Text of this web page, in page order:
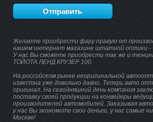
Желаете приобрести фару правую от
нашем интернет магазине штатной оптики -
У нас Вы сможете приобрести так же и
ТОЙОТА ЛЕНД КРУЗЕР 100.
На российском рынке неоригинальной
известна уже довольно давно. Теперь авто
оригинал. На сегодняшний день компания
поставку своей продукции на конвейеры
производителей автомобилей. Заказывая
у нас Вы экономите свои деньги, у нас самые
Москве!